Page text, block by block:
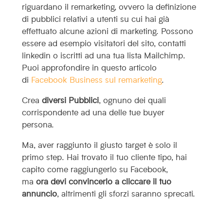
riguardano il remarketing, ovvero la definizione
di pubblici relativi a utenti su cui hai già
effettuato alcune azioni di marketing. Possono
essere ad esempio visitatori del sito, contatti
linkedin o iscritti ad una tua lista Mailchimp.
Puoi approfondire in questo articolo
di Facebook Business sul remarketing.
Crea diversi Pubblici, ognuno dei quali
corrispondente ad una delle tue buyer
persona.
Ma, aver raggiunto il giusto target è solo il
primo step. Hai trovato il tuo cliente tipo, hai
capito come raggiungerlo su Facebook,
ma ora devi convincerlo a cliccare il tuo
annuncio, altrimenti gli sforzi saranno sprecati.